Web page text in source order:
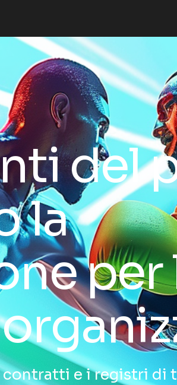
del
la
per
contratti e i registri